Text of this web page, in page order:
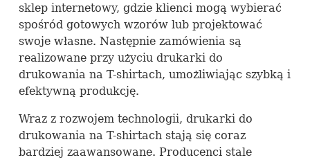
sklep internetowy, gdzie klienci mogą wybierać
spośród gotowych wzorów lub projektować
swoje własne. Następnie zamówienia są
realizowane przy użyciu drukarki do
drukowania na T-shirtach, umożliwiając szybką i
efektywną produkcję.
Wraz z rozwojem technologii, drukarki do
drukowania na T-shirtach stają się coraz
bardziej zaawansowane. Producenci stale